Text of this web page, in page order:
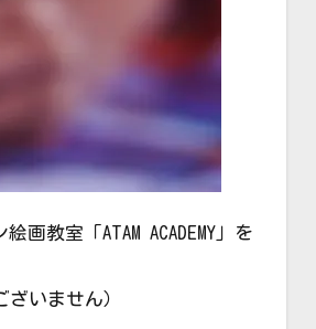
教室「ATAM ACADEMY」を
いません）